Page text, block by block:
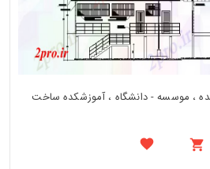
، موسسه - دانشگاه ، آموزشکده ساخت